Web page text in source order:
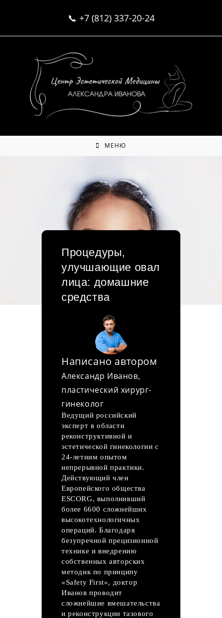
📞 +7 (812) 337-20-24
МЕНЮ
Процедуры,
улучшающие овал
лица: домашние
средства
Написано автором
Александр Иванов,
пластический хирург-
гинеколог
Ведущий российский
эксперт в области
реконструктивной и
эстетической гинекологии с
24-летним опытом
непрерывной практики.
Действующий член
Европейского общества
ESCORG, выполнивший
более 6600 сложнейших
высокотехнологичных
операций. Благодаря
безупречной прецизионной
технике и внедрению
собственных авторских
методик по принципу
«Safety First», доктор
Иванов проводит
сложнейшие вмешательства
и реконструкции тазового